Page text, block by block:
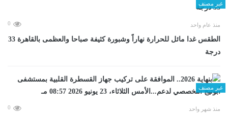
غير مصنف
منذ عام واحد 0
الطقس غدا مائل للحرارة نهاراً وشبورة كثيفة صباحا والعظمى بالقاهرة 33
درجة
غير مصنف
منذ شهر واحد 0